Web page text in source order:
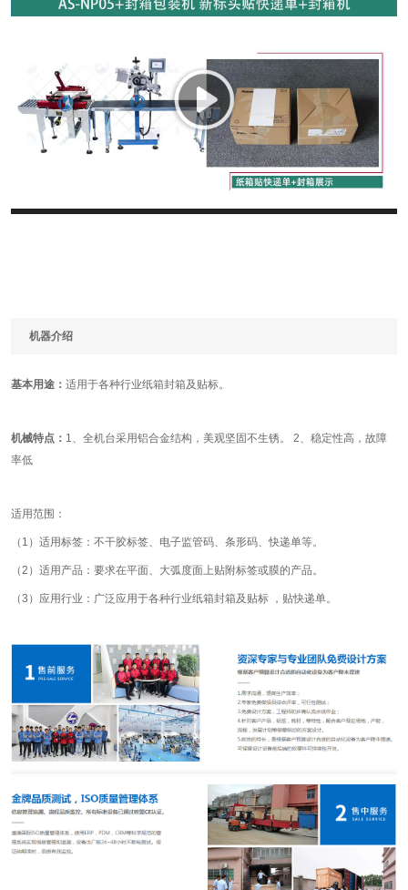
机器介绍
基本用途： 适用于各种行业纸箱封箱及贴标。
机械特点： 1、全机台采用铝合金结构，美观坚固不生锈。 2、稳定性高，故障
率低
适用范围：
（1）适用标签：不干胶标签、电子监管码、条形码、快递单等。
（2）适用产品：要求在平面、大弧度面上贴附标签或膜的产品。
（3）应用行业：广泛应用于各种行业纸箱封箱及贴标 ，贴快递单。